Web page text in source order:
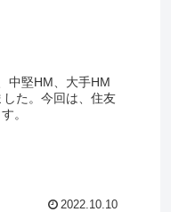
中堅HM、大手HM
た。今回は、住友
。
2022.10.10